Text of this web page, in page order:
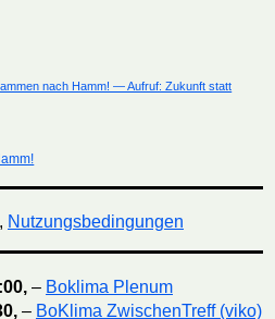
nach Hamm! — Aufruf: Zukunft statt
Nutzungsbedingungen
, – Boklima Plenum
, – BoKlima ZwischenTreff (viko)